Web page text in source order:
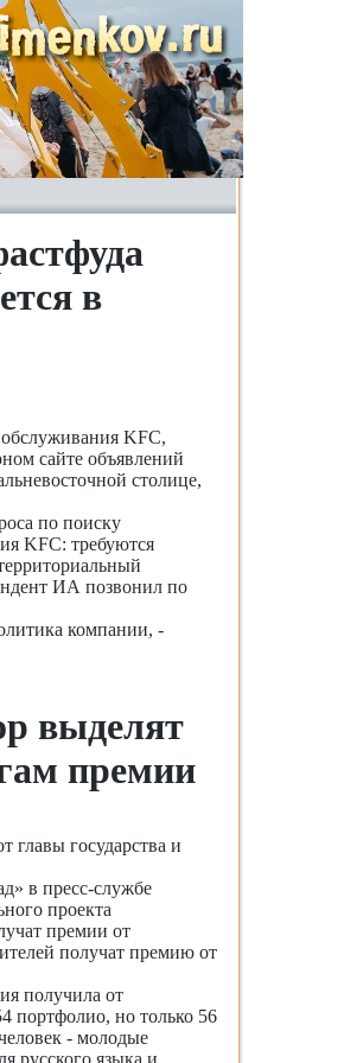
в
обслуживания KFC,
сайте объявлений
столице,
по поиску
KFC: требуются
ИА позвонил по
компании, -
выделят
премии
главы государства и
в пресс-службе
проекта
премии от
получат премию от
получила от
портфолио, но только 56
- молодые
русского языка и